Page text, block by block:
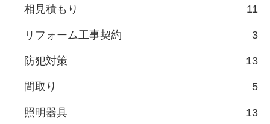
相見積もり 11
リフォーム工事契約 3
防犯対策 13
間取り 5
照明器具 13